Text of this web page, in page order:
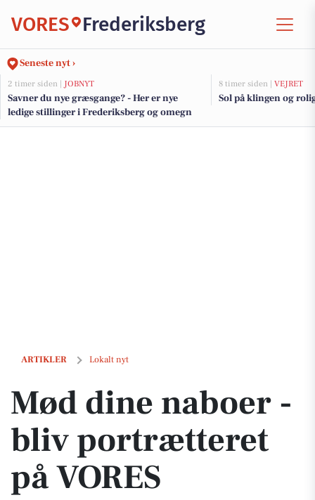
VORES Frederiksberg
Seneste nyt ›
2 timer siden | JOBNYT
Savner du nye græsgange? - Her er nye
ledige stillinger i Frederiksberg og omegn
8 timer siden | VEJRET
Sol på klingen og
ARTIKLER Lokalt nyt
Mød dine naboer - bliv portrætteret på VORES
Mød dine naboer -
bliv portrætteret
på VORES